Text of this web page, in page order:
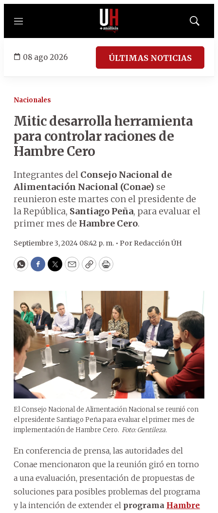
Menú
Mostrar
08 ago 2026 ÚLTIMAS NOTICIAS
Nacionales
Mitic desarrolla herramienta
para controlar raciones de
Hambre Cero
Integrantes del Consejo Nacional de
Alimentación Nacional (Conae) se
reunieron este martes con el presidente de
la República, Santiago Peña, para evaluar el
primer mes de Hambre Cero.
Septiembre 3, 2024 08:42 p. m. • Por Redacción ÚH
WhatsApp
Facebook
Twitter
EmailCopyPrint
El Consejo Nacional de Alimentación Nacional se reunió con
el presidente Santiago Peña para evaluar el primer mes de
implementación de Hambre Cero. Foto: Gentileza.
En conferencia de prensa, las autoridades del
Conae mencionaron que la reunión giró en torno
a una evaluación, presentación de propuestas de
soluciones para posibles problemas del programa
y la intención de extender el programa Hambre